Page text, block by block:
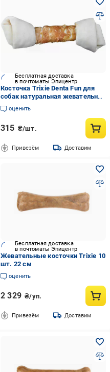
Бесплатная доставка
в почтоматы Эпицентр
Косточка Trixie Denta Fun для
собак натуральная жевательная
кожа для чистки зубов 220 г 25
см (31320)
оценить
315 ₴/шт.
Привезём Доставим
Бесплатная доставка
в почтоматы Эпицентр
Жевательные косточки Trixie 10
шт. 22 см
оценить
2 329 ₴/уп.
Привезём Доставим